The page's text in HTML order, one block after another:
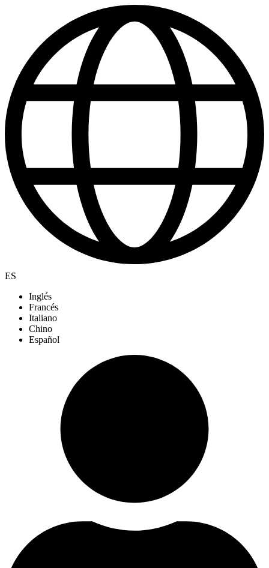
ES
Inglés
Francés
Italiano
Chino
Español